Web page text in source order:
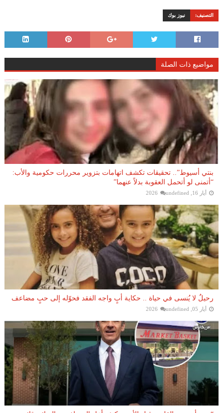
التصنيف: نيوز بوك
مواضيع ذات الصلة
بنتي أسيوط”.. تحقيقات تكشف اتهامات بتزوير محررات حكومية والأب:
“أتمنى لو أتحمل العقوبة بدلاً عنهما”
أيار 16, 2026 undefined
رحيلٌ لا يُنسى في حياة .. حكاية أبٍ واجه الفقد فحوّله إلى حبٍ مضاعف
أيار 05, 2026 undefined